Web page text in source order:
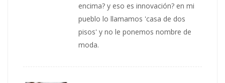
encima? y eso es innovación? en mi
pueblo lo llamamos 'casa de dos
pisos' y no le ponemos nombre de
moda.